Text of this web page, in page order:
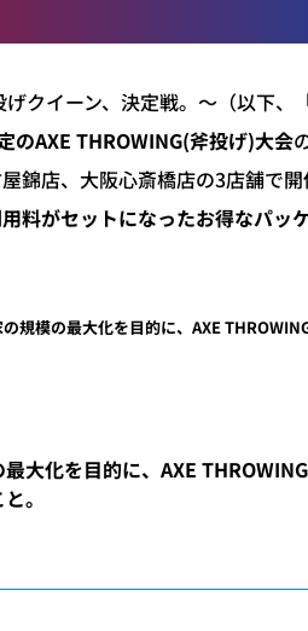
クイーン、決定戦。〜（以下、
AXE THROWING(斧投げ)大会
錦店、大阪心斎橋店の3店舗で
料がセットになったお得なパッ
規模の最大化を目的に、AXE
大化を目的に、 AXE
。